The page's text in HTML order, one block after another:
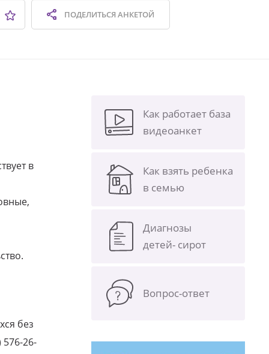
ПОДЕЛИТЬСЯАНКЕТОЙ
в
без
576-26-
Как работает база
видеоанкет
Как взять ребенка
в семью
Диагнозы
детей- сирот
Вопрос-ответ